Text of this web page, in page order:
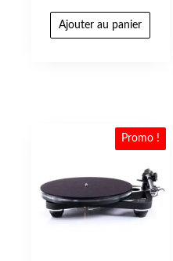
Ajouter au panier
Promo !